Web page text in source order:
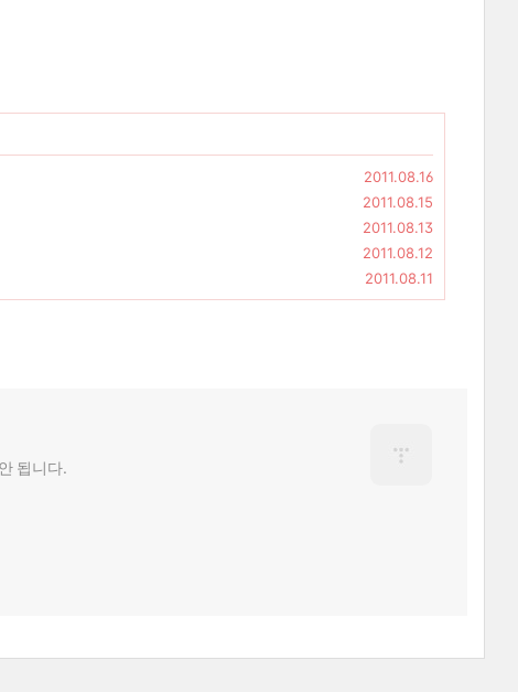
2011.08.16
2011.08.15
2011.08.13
2011.08.12
2011.08.11
됩니다.